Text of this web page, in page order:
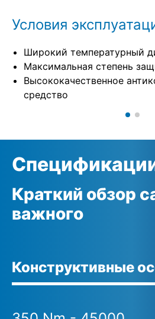
Условия
Широкий температурный
Максимальная степень
Высококачественное
средство
Краткий обзор
важного
Конструктивные